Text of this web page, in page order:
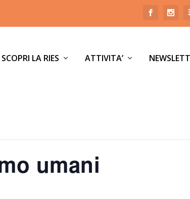
SCOPRI LA RIES ATTIVITA’
umani